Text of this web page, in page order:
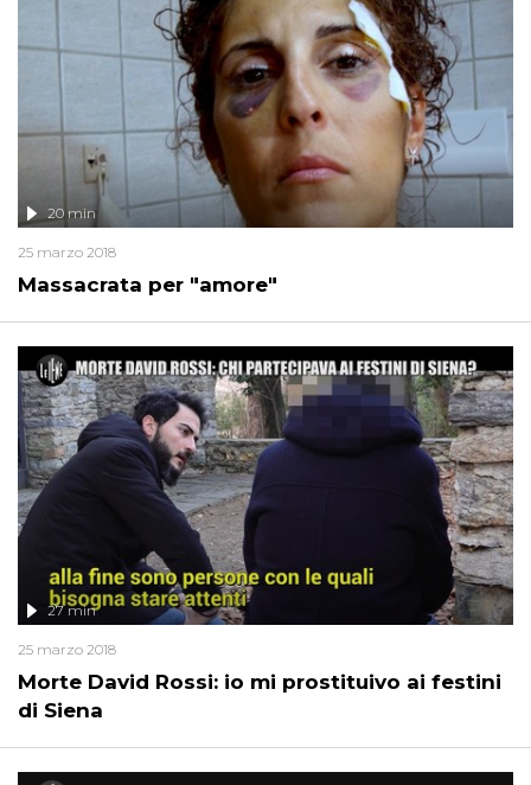
Massacrata per "amore"
20 min
25 marzo 2018
Morte David Rossi: io mi prostituivo ai festini
di Siena
27 min
25 marzo 2018